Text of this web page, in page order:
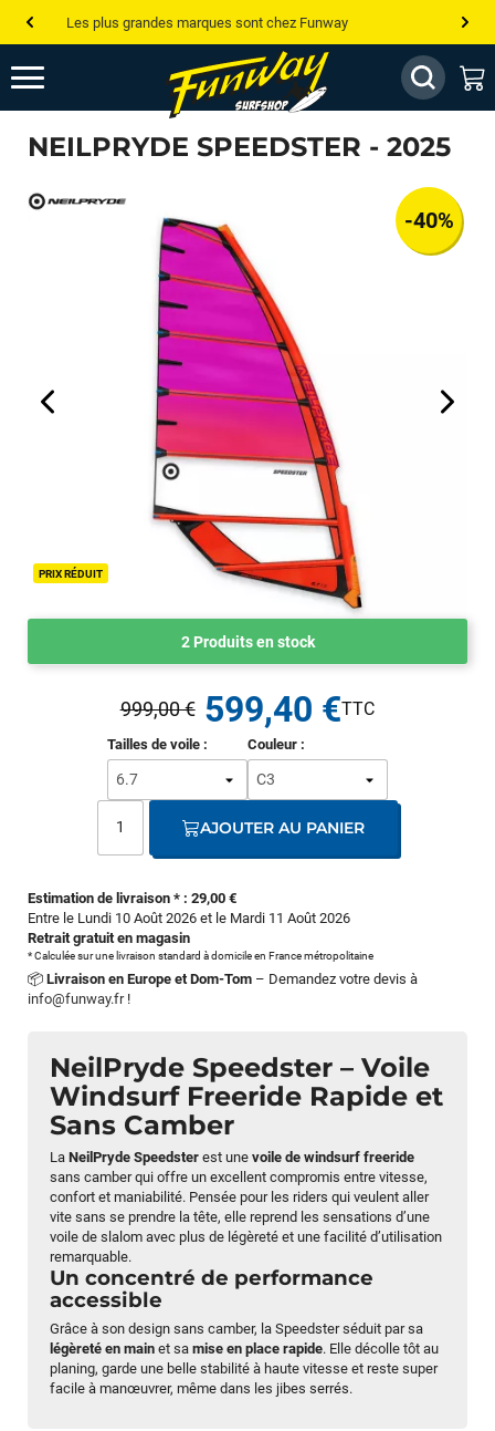
Les plus grandes marques sont chez Funway
Jusqu’à -75% de remise sur le windsurf, wingfoil, etc...
💰 Meilleur prix garanti — Moins cher ailleurs ? On s’aligne !
Besoin de conseils de pro ? Appelle nous !
NEILPRYDE SPEEDSTER - 2025
PRIX RÉDUIT
-40%
NeilPryde Speedster – Voile
Windsurf Freeride Rapide et
Sans Camber
La NeilPryde Speedster est une voile de windsurf freeride
sans camber qui offre un excellent compromis entre vitesse,
confort et maniabilité. Pensée pour les riders qui veulent aller
vite sans se prendre la tête, elle reprend les sensations d’une
voile de slalom avec plus de légèreté et une facilité d’utilisation
remarquable.
Un concentré de performance
accessible
Grâce à son design sans camber, la Speedster séduit par sa
légèreté en main et sa mise en place rapide. Elle décolle tôt au
planing, garde une belle stabilité à haute vitesse et reste super
facile à manœuvrer, même dans les jibes serrés.
2 Produits en stock
Estimation de livraison * : 29,00 €
Entre le Lundi 10 Août 2026 et le Mardi 11 Août 2026
Retrait gratuit en magasin
* Calculée sur une livraison standard à domicile en France métropolitaine
📦 Livraison en Europe et Dom-Tom – Demandez votre devis à
info@funway.fr!
Tailles de voile : Couleur :
999,00 € 599,40 €
AJOUTER AU PANIER